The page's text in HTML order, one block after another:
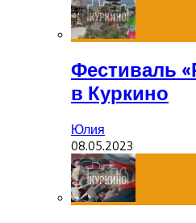
Фестиваль
в Куркино
Юлия
08.05.2023